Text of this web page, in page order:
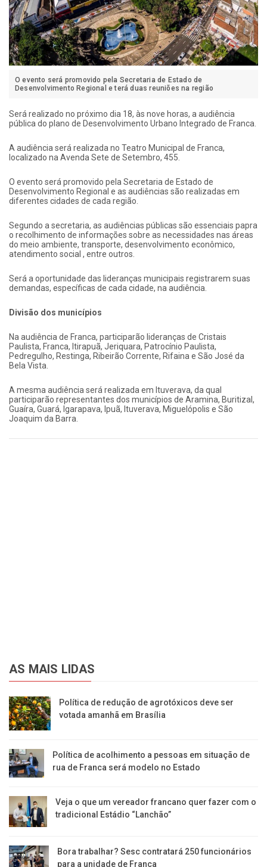
O evento será promovido pela Secretaria de Estado de
Desenvolvimento Regional e terá duas reuniões na região
Será realizado no próximo dia 18, às nove horas, a audiência
pública do plano de Desenvolvimento Urbano Integrado de Franca.
A audiência será realizada no Teatro Municipal de Franca,
localizado na Avenda Sete de Setembro, 455.
O evento será promovido pela Secretaria de Estado de
Desenvolvimento Regional e as audiências são realizadas em
diferentes cidades de cada região.
Segundo a secretaria, as audiências públicas são essenciais papra
o recolhimento de informações sobre as necessidades nas áreas
do meio ambiente, transporte, desenvolvimento econômico,
atendimento social , entre outros.
Será a oportunidade das lideranças municipais registrarem suas
demandas, específicas de cada cidade, na audiência.
Divisão dos municípios
Na audiência de Franca, participarão lideranças de Cristais
Paulista, Franca, Itirapuã, Jeriquara, Patrocínio Paulista,
Pedregulho, Restinga, Ribeirão Corrente, Rifaina e São José da
Bela Vista.
A mesma audiência será realizada em Ituverava, da qual
participarão representantes dos municípios de Aramina, Buritizal,
Guaíra, Guará, Igarapava, Ipuã, Ituverava, Miguelópolis e São
Joaquim da Barra.
AS MAIS LIDAS
Política de redução de agrotóxicos deve ser
votada amanhã em Brasília
Política de acolhimento a pessoas em situação de
rua de Franca será modelo no Estado
Veja o que um vereador francano quer fazer com o
tradicional Estádio “Lanchão”
Bora trabalhar? Sesc contratará 250 funcionários
para a unidade de Franca